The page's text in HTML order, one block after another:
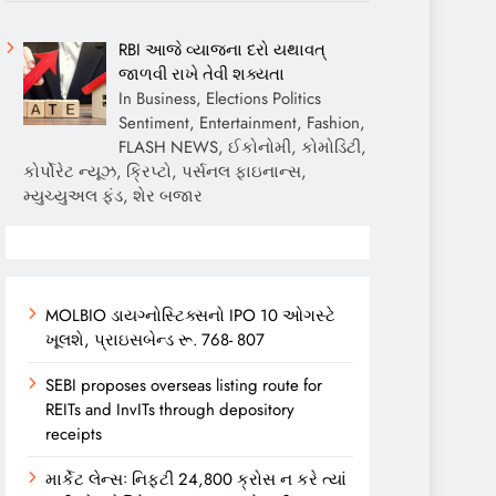
RBI આજે વ્યાજના દરો યથાવત્
જાળવી રાખે તેવી શક્યતા
In Business, Elections Politics
Sentiment, Entertainment, Fashion,
FLASH NEWS, ઈકોનોમી, કોમોડિટી,
કોર્પોરેટ ન્યૂઝ, ક્રિપ્ટો, પર્સનલ ફાઇનાન્સ,
મ્યુચ્યુઅલ ફંડ, શેર બજાર
MOLBIO ડાયગ્નોસ્ટિક્સનો IPO 10 ઓગસ્ટે
ખૂલશે, પ્રાઇસબેન્ડ રૂ. 768- 807
SEBI proposes overseas listing route for
REITs and InvITs through depository
receipts
માર્કેટ લેન્સઃ નિફ્ટી 24,800 ક્રોસ ન કરે ત્યાં